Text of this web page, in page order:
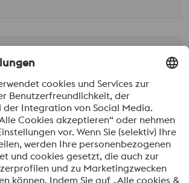
voestalpine Neuigkeiten
werden.